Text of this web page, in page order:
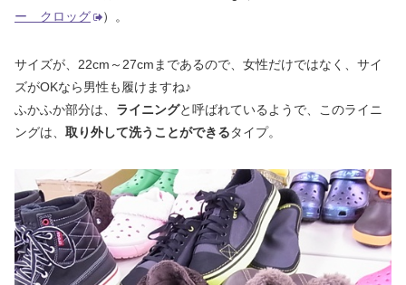
ー クロッグ
）。
サイズが、22cm～27cmまであるので、女性だけではなく、サイ
ズがOKなら男性も履けますね♪
ふかふか部分は、 ライニングと呼ばれているようで、このライニ
ングは、 取り外して洗うことができるタイプ。